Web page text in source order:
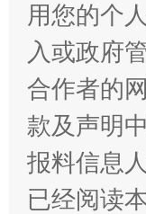
站台名
用您的个
入或政府
合作者的
款及声明
报料信息
已经阅读